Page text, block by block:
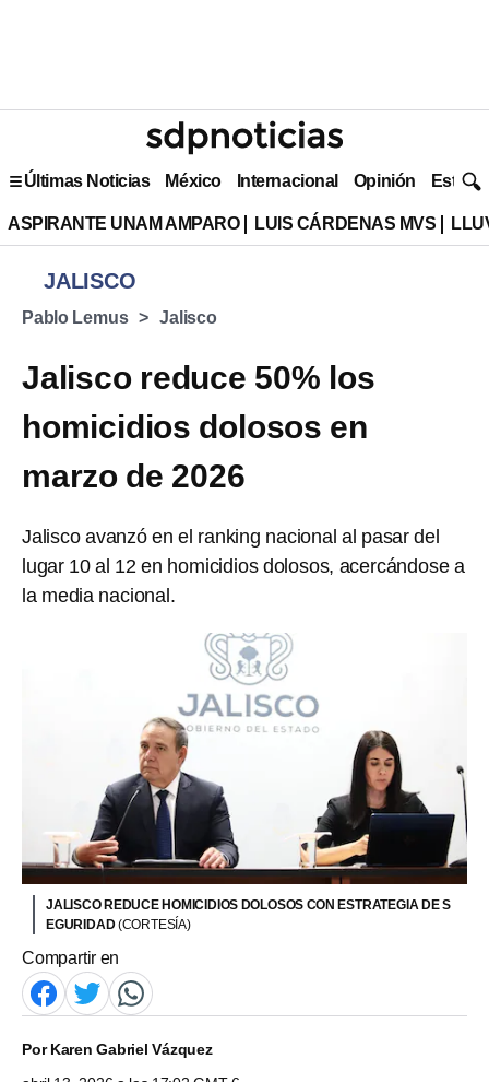
Últimas Noticias México Internacional Opinión Estilo
ASPIRANTE UNAM AMPARO LUIS CÁRDENAS MVS
JALISCO
Pablo Lemus Jalisco
Jalisco reduce 50% los
homicidios dolosos en
marzo de 2026
Jalisco avanzó en el ranking nacional al pasar del
lugar 10 al 12 en homicidios dolosos, acercándose a
la media nacional.
JALISCO REDUCE HOMICIDIOS DOLOSOS CON ESTRATEGIA DE S
EGURIDAD(CORTESÍA)
Compartir en
PorKaren Gabriel Vázquez